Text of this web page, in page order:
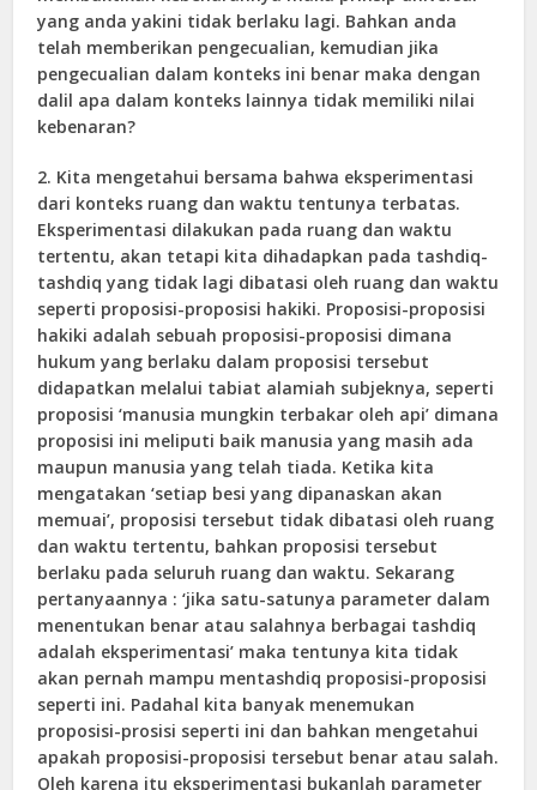
yang anda yakini tidak berlaku lagi. Bahkan anda
telah memberikan pengecualian, kemudian jika
pengecualian dalam konteks ini benar maka dengan
dalil apa dalam konteks lainnya tidak memiliki nilai
kebenaran?
2. Kita mengetahui bersama bahwa eksperimentasi
dari konteks ruang dan waktu tentunya terbatas.
Eksperimentasi dilakukan pada ruang dan waktu
tertentu, akan tetapi kita dihadapkan pada tashdiq-
tashdiq yang tidak lagi dibatasi oleh ruang dan waktu
seperti proposisi-proposisi hakiki. Proposisi-proposisi
hakiki adalah sebuah proposisi-proposisi dimana
hukum yang berlaku dalam proposisi tersebut
didapatkan melalui tabiat alamiah subjeknya, seperti
proposisi ‘manusia mungkin terbakar oleh api’ dimana
proposisi ini meliputi baik manusia yang masih ada
maupun manusia yang telah tiada. Ketika kita
mengatakan ‘setiap besi yang dipanaskan akan
memuai’, proposisi tersebut tidak dibatasi oleh ruang
dan waktu tertentu, bahkan proposisi tersebut
berlaku pada seluruh ruang dan waktu. Sekarang
pertanyaannya : ‘jika satu-satunya parameter dalam
menentukan benar atau salahnya berbagai tashdiq
adalah eksperimentasi’ maka tentunya kita tidak
akan pernah mampu mentashdiq proposisi-proposisi
seperti ini. Padahal kita banyak menemukan
proposisi-prosisi seperti ini dan bahkan mengetahui
apakah proposisi-proposisi tersebut benar atau salah.
Oleh karena itu eksperimentasi bukanlah parameter